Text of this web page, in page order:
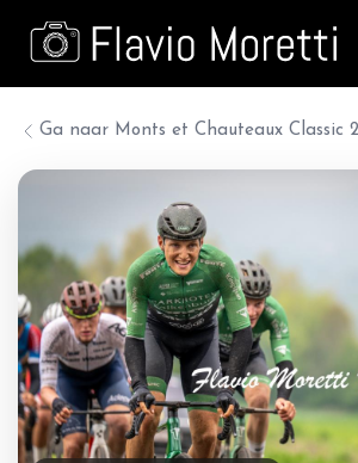
Ga naar Monts et Chauteaux Classic